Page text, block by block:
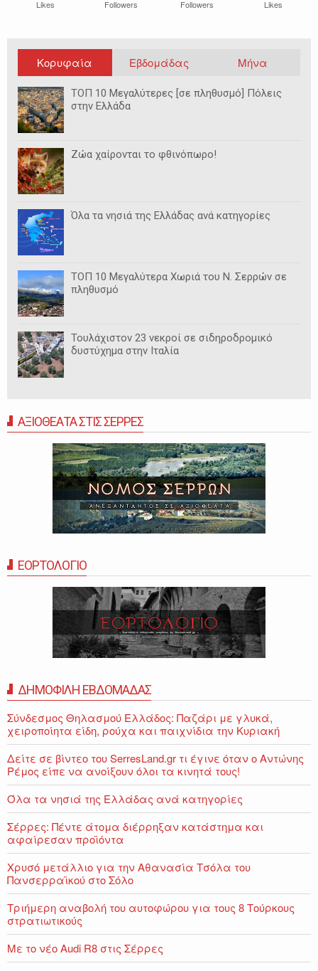
Likes Followers Followers Likes
Κορυφαία Εβδομάδας Μήνα
ΤΟΠ 10 Μεγαλύτερες [σε πληθυσμό] Πόλεις
στην Ελλάδα
Ζώα χαίρονται το φθινόπωρο!
Όλα τα νησιά της Ελλάδας ανά κατηγορίες
ΤΟΠ 10 Μεγαλύτερα Χωριά του Ν. Σερρών σε
πληθυσμό
Τουλάχιστον 23 νεκροί σε σιδηροδρομικό
δυστύχημα στην Ιταλία
ΑΞΙΟΘΕΑΤΑ ΣΤΙΣ ΣΕΡΡΕΣ
ΕΟΡΤΟΛΟΓΙΟ
ΔΗΜΟΦΙΛΗ ΕΒΔΟΜΑΔΑΣ
Σύνδεσμος Θηλασμού Ελλάδος: Παζάρι με γλυκά,
χειροποίητα είδη, ρούχα και παιχνίδια την Κυριακή
Δείτε σε βίντεο του SerresLand.gr τι έγινε όταν ο Αντώνης
Ρέμος είπε να ανοίξουν όλοι τα κινητά τους!
Όλα τα νησιά της Ελλάδας ανά κατηγορίες
Σέρρες: Πέντε άτομα διέρρηξαν κατάστημα και
αφαίρεσαν προϊόντα
Χρυσό μετάλλιο για την Αθανασία Τσόλα του
Πανσερραϊκού στο Σόλο
Τριήμερη αναβολή του αυτοφώρου για τους 8 Τούρκους
στρατιωτικούς
Με το νέο Audi R8 στις Σέρρες